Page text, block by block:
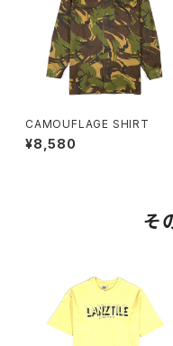
CAMOUFLAGE SHIRT
¥8,580
そ